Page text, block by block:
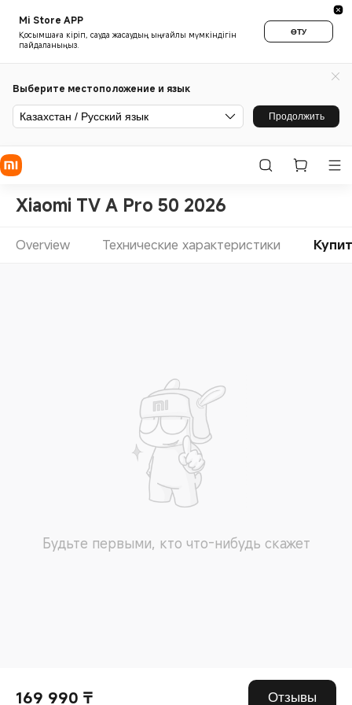
Mi Store APP
Қосымшаға кіріп, сауда жасаудың ыңғайлы мүмкіндігін
пайдаланыңыз.
ӨТУ
Выберите местоположение и язык
Казахстан / Русский язык Продолжить
Xiaomi TV A Pro 50 2026
169 990 ₸ Отзывы
Overview Технические характеристики
Будьте первыми, кто что-нибудь скажет